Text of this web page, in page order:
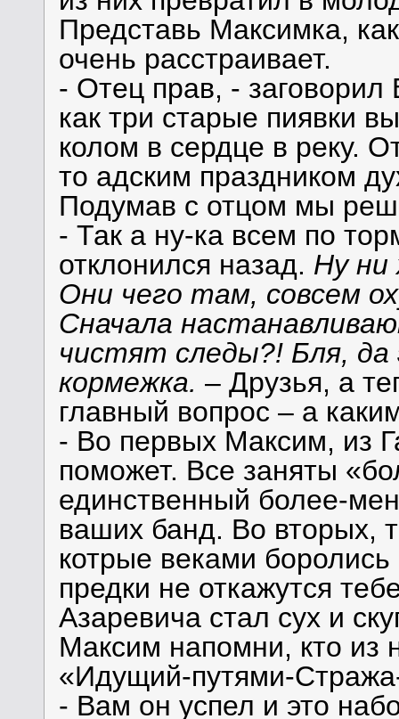
Представь Максимка,
очень расстраивает.
- Отец прав, -
как три старые пиявки
колом в сердце в реку.
то адским праздником
Подумав с отцом мы
- Так а ну-ка всем по
отклонился назад. Ну ни
Они чего там, совсем
Сначала
чистят следы?! Бля, да
кормежка. – Друзья, а
главный вопрос – а
- Во первых Максим, из
поможет. Все заняты
единственный более-
ваших банд. Во вторых,
котрые веками
предки не откажутся
Азаревича стал сух и
Максим напомни, кто из
«Идущий-путями-
- Вам он успел и это